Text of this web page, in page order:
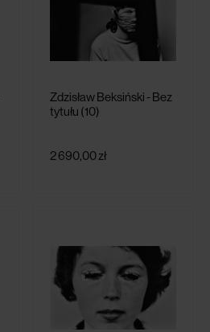
Zdzisław Beksiński - Bez
tytułu (10)
2 690,00 zł